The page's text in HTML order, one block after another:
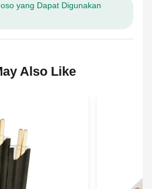
yang Dapat Digunakan
Also Like